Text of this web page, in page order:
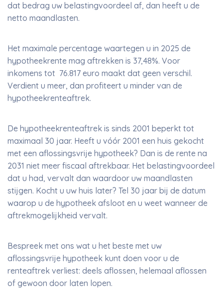
dat bedrag uw belastingvoordeel af, dan heeft u de
netto maandlasten.
Het maximale percentage waartegen u in 2025 de
hypotheekrente mag aftrekken is 37,48%. Voor
inkomens tot 76.817 euro maakt dat geen verschil.
Verdient u meer, dan profiteert u minder van de
hypotheekrenteaftrek.
De hypotheekrenteaftrek is sinds 2001 beperkt tot
maximaal 30 jaar. Heeft u vóór 2001 een huis gekocht
met een aflossingsvrije hypotheek? Dan is de rente na
2031 niet meer fiscaal aftrekbaar. Het belastingvoordeel
dat u had, vervalt dan waardoor uw maandlasten
stijgen. Kocht u uw huis later? Tel 30 jaar bij de datum
waarop u de hypotheek afsloot en u weet wanneer de
aftrekmogelijkheid vervalt.
Bespreek met ons wat u het beste met uw
aflossingsvrije hypotheek kunt doen voor u de
renteaftrek verliest: deels aflossen, helemaal aflossen
of gewoon door laten lopen.